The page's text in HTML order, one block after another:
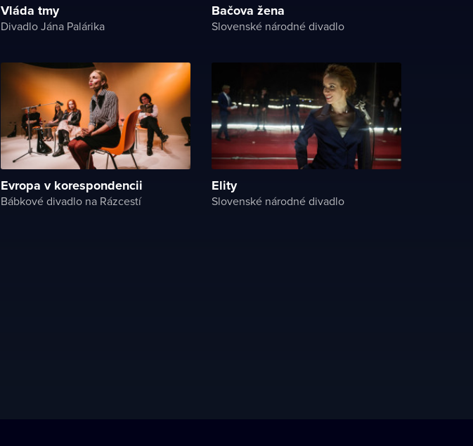
Vláda tmy
Divadlo Jána Palárika
Bačova žena
Slovenské národné divadlo
Evropa v korespondencii
Bábkové divadlo na Rázcestí
Elity
Slovenské národné divadlo